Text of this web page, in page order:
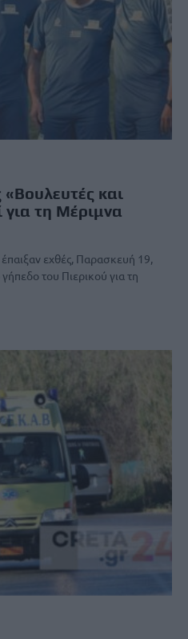
και
για τη Μέριμνα
εχθές, Παρασκευή 19,
του Πιερικού για τη